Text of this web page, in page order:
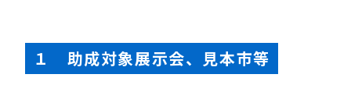
１ 助成対象展示会、見本市等